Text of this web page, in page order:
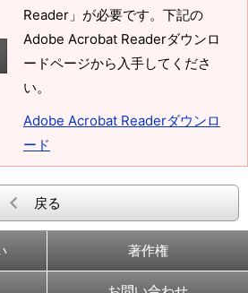
Reader」が必要です。下記の
Adobe Acrobat Readerダウンロ
ードページから入手してくださ
い。
Adobe Acrobat Readerダウンロ
ード
戻る
著作権